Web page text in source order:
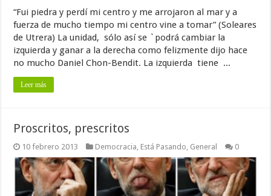
“Fui piedra y perdí mi centro y me arrojaron al mar y a
fuerza de mucho tiempo mi centro vine a tomar” (Soleares
de Utrera) La unidad, sólo así se `podrá cambiar la
izquierda y ganar a la derecha como felizmente dijo hace
no mucho Daniel Chon-Bendit. La izquierda tiene ...
Leer más
Proscritos, prescritos
10 febrero 2013 Democracia, Está Pasando, General 0